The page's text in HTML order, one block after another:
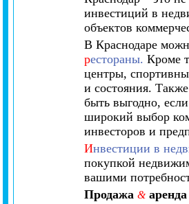
инвестиций в
объектов
В Краснодаре
рестораны. Кроме
центры,
и состояния.
быть выгодно,
широкий выбор
инвесторов и
Инвестиции в
покупкой
вашими
Продажа &